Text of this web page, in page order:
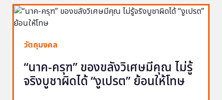
วัตถุมงคล
“นาค-ครุฑ” ของขลังวิเศษมีคุณ ไม่รู้
จริงบูชาผิดได้ “งูเปรต” ย้อนให้โทษ